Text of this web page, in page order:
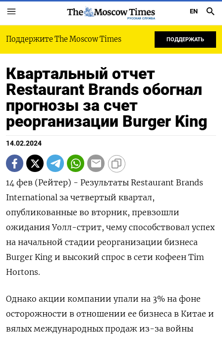
РУССКАЯ СЛУЖБА
EN
Поддержите The Moscow Times ПОДДЕРЖАТЬ
Квартальный отчет
Restaurant Brands обогнал
прогнозы за счет
реорганизации Burger King
14.02.2024
14 фев (Рейтер) - Результаты Restaurant Brands
International за четвертый квартал,
опубликованные во вторник, превзошли
ожидания Уолл-стрит, чему способствовал успех
на начальной стадии реорганизации бизнеса
Burger King и высокий спрос в сети кофеен Tim
Hortons.
Однако акции компании упали на 3% на фоне
осторожности в отношении ее бизнеса в Китае и
вялых международных продаж из-за войны